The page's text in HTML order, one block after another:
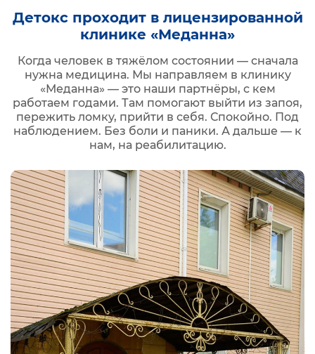
Детокс проходит в лицензированной
клинике «Меданна»
Когда человек в тяжёлом состоянии — сначала
нужна медицина. Мы направляем в клинику
«Меданна» — это наши партнёры, с кем
работаем годами. Там помогают выйти из запоя,
пережить ломку, прийти в себя. Спокойно. Под
наблюдением. Без боли и паники. А дальше — к
нам, на реабилитацию.